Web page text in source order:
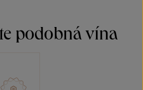
podobná vína